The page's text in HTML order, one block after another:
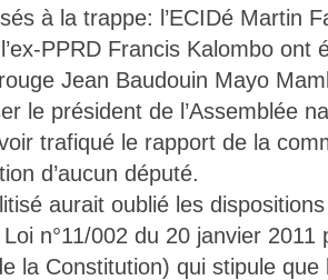
à la trappe: l’ECIDé Martin
PPRD Francis Kalombo ont
Jean Baudouin Mayo
le président de l’Assemblée
trafiqué le rapport de la
d’aucun député.
aurait oublié les
n°11/002 du 20 janvier 2011
la Constitution) qui stipule